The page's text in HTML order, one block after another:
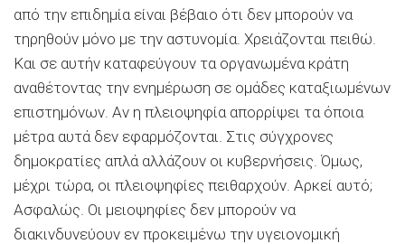
από την επιδημία είναι βέβαιο ότι δεν μπορούν να
τηρηθούν μόνο με την αστυνομία. Χρειάζονται πειθώ.
Και σε αυτήν καταφεύγουν τα οργανωμένα κράτη
αναθέτοντας την ενημέρωση σε ομάδες καταξιωμένων
επιστημόνων. Αν η πλειοψηφία απορρίψει τα όποια
μέτρα αυτά δεν εφαρμόζονται. Στις σύγχρονες
δημοκρατίες απλά αλλάζουν οι κυβερνήσεις. Όμως,
μέχρι τώρα, οι πλειοψηφίες πειθαρχούν. Αρκεί αυτό;
Ασφαλώς. Οι μειοψηφίες δεν μπορούν να
διακινδυνεύουν εν προκειμένω την υγειονομική